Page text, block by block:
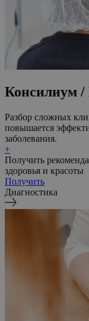
Консилиум /
Разбор сложных
повышается
заболевания.
+
Получить
здоровья и красоты
Получить
Диагностика